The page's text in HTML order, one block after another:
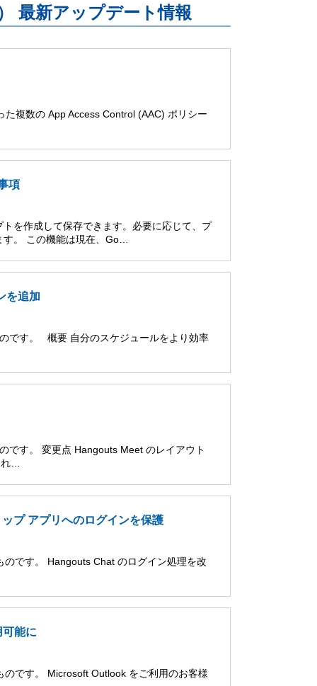
最新アップデート情報
複数の App Access Control (AAC) ポリシー
項
を作成して保存できます。必要に応じて、プ
。 この機能は現在、Go…
を追加
です。 概要 自分のスケジュールをより効率
です。 変更点 Hangouts Meet のレイアウト
…
プ アプリへのログインを保護
です。 Hangouts Chat のログイン処理を改
能に
です。 Microsoft Outlook をご利用のお客様